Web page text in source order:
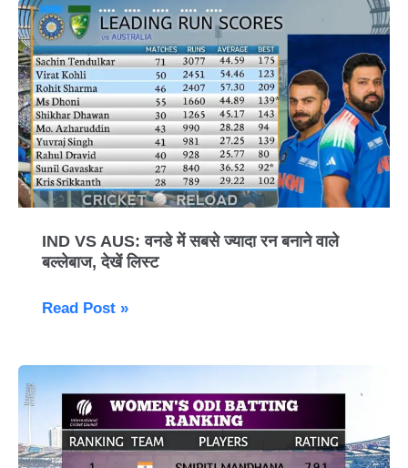
IND VS AUS: वनडे में सबसे ज्यादा रन बनाने वाले
बल्लेबाज, देखें लिस्ट
IND
VS
AUS:
वनडे
में
सबसे
ज्यादा
रन
वाले
बल्लेबाज,
लिस्ट
Read Post »
Women’s
World
Cup